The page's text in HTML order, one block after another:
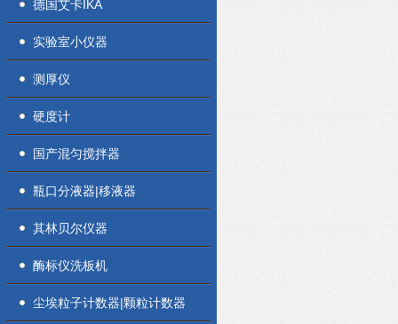
德国艾卡IKA
实验室小仪器
测厚仪
硬度计
国产混匀搅拌器
瓶口分液器|移液器
其林贝尔仪器
酶标仪洗板机
尘埃粒子计数器|颗粒计数器